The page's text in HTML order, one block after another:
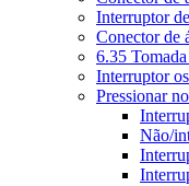
Interruptor
Conector de
6.35
Interruptor
Pressionar
Não/